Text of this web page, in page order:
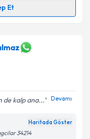
Et
posta ile
ilişkin
Aydınlatma
belirtilen
de kalp ana... Devamı
Haritada Göster
34214